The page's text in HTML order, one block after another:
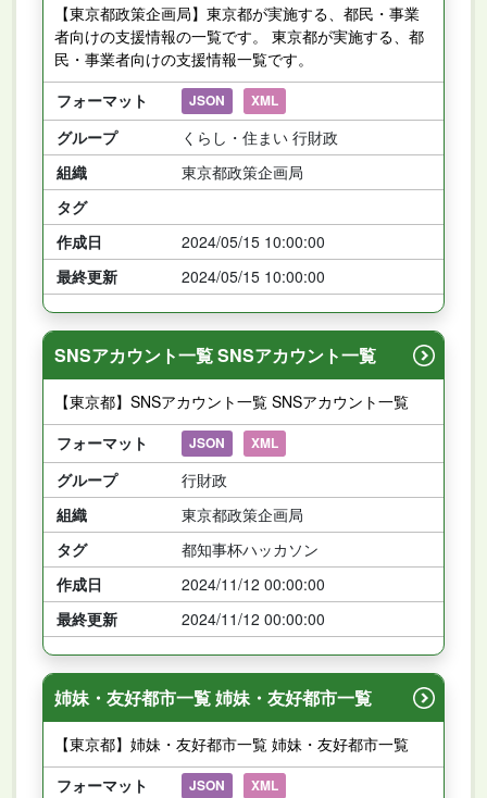
【東京都政策企画局】東京都が実施する、都民・事業
者向けの支援情報の一覧です。 東京都が実施する、都
民・事業者向けの支援情報一覧です。
フォーマット
JSON XML
グループ
くらし・住まい 行財政
組織
東京都政策企画局
タグ
作成日
2024/05/15 10:00:00
最終更新
2024/05/15 10:00:00
SNSアカウント一覧 SNSアカウント一覧
【東京都】SNSアカウント一覧 SNSアカウント一覧
フォーマット
JSON XML
グループ
行財政
組織
東京都政策企画局
タグ
都知事杯ハッカソン
作成日
2024/11/12 00:00:00
最終更新
2024/11/12 00:00:00
姉妹・友好都市一覧 姉妹・友好都市一覧
【東京都】姉妹・友好都市一覧 姉妹・友好都市一覧
フォーマット
JSON XML